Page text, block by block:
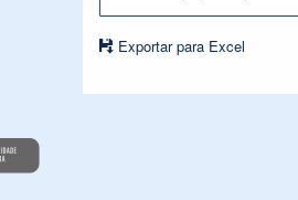
Exportar para Excel